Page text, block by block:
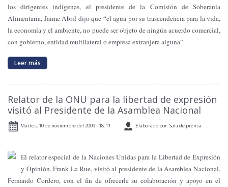
los dirigentes indígenas, el presidente dela Comisión de Soberanía
Alimentaria, Jaime Abril dijo que “el agua por su trascendencia para la vida,
la economía y el ambiente, no puede ser objeto de ningún acuerdo comercial,
con gobierno, entidad multilateral o empresa extranjera alguna”.
Leer más
Relator de la ONU para la libertad de expresión
visitó al Presidente de la Asamblea Nacional
Martes, 10 de noviembre del 2009 - 18:11 Elaborado por: Sala de prensa
El relator especial de la Naciones Unidas para la Libertad de Expresión
y Opinión, Frank La Rue, visitó al presidente de la Asamblea Nacional,
Fernando Cordero, con el fin de ofrecerle su colaboración y apoyo en el